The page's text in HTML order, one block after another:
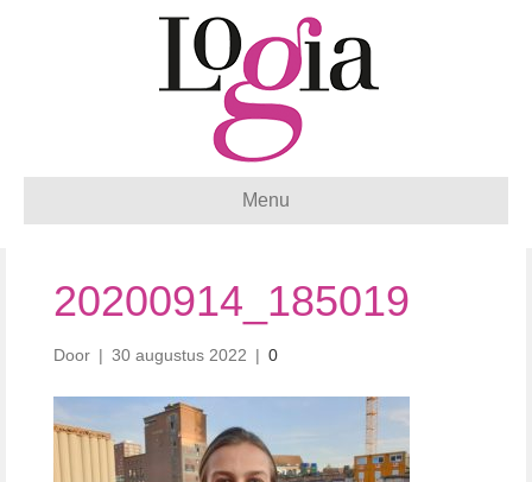
Menu
20200914_185019
Door | 30 augustus 2022 | 0